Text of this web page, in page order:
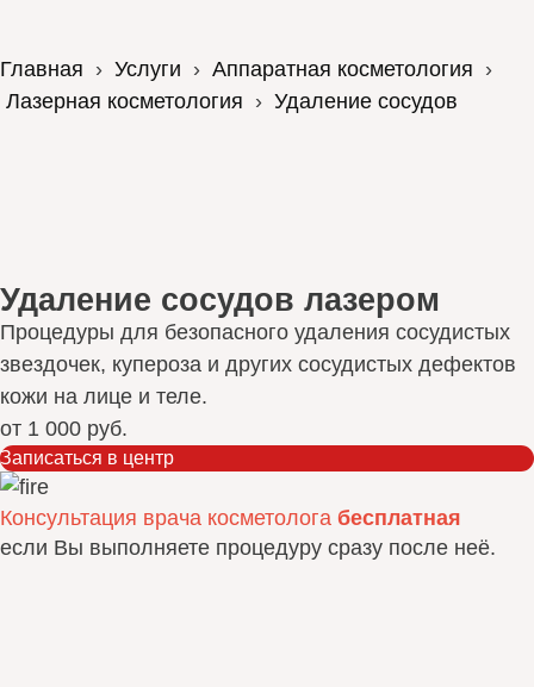
Главная › Услуги › Аппаратная косметология ›
Лазерная косметология › Удаление сосудов
Удаление сосудов лазером
Процедуры для безопасного удаления сосудистых
звездочек, купероза и других сосудистых дефектов
кожи на лице и теле.
от 1 000 руб.
Записаться в центр
Консультация врача косметолога бесплатная
если Вы выполняете процедуру сразу после неё.